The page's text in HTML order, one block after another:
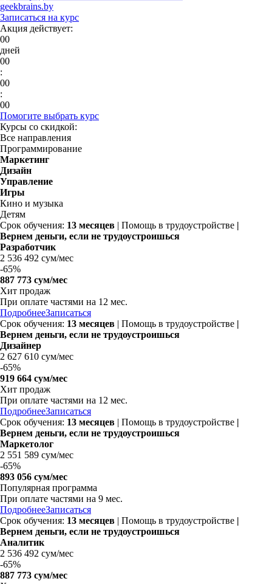
geekbrains.by
Записаться на курс
Акция действует:
00
дней
00
:
00
:
00
Помогите выбрать курс
Курсы со скидкой:
Все направления
Программирование
Маркетинг
Дизайн
Управление
Игры
Кино и музыка
Детям
Срок обучения: 13 месяцев | Помощь в трудоустройстве |
Вернем деньги, если не трудоустроишься
Разработчик
2 536 492 сум/мес
-65%
887 773 сум/мес
Хит продаж
При оплате частями на 12 мес.
ПодробнееЗаписаться
Срок обучения: 13 месяцев | Помощь в трудоустройстве |
Вернем деньги, если не трудоустроишься
Дизайнер
2 627 610 сум/мес
-65%
919 664 сум/мес
Хит продаж
При оплате частями на 12 мес.
ПодробнееЗаписаться
Срок обучения: 13 месяцев | Помощь в трудоустройстве |
Вернем деньги, если не трудоустроишься
Маркетолог
2 551 589 сум/мес
-65%
893 056 сум/мес
Популярная программа
При оплате частями на 9 мес.
ПодробнееЗаписаться
Срок обучения: 13 месяцев | Помощь в трудоустройстве |
Вернем деньги, если не трудоустроишься
Аналитик
2 536 492 сум/мес
-65%
887 773 сум/мес